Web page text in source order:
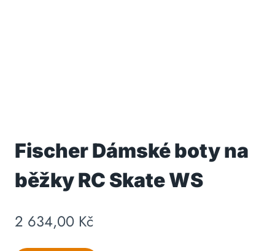
Fischer Dámské boty na
běžky RC Skate WS
2 634,00 Kč